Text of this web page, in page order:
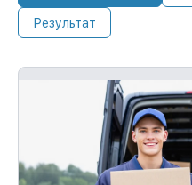
Результат